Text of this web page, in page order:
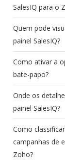
SalesIQ para o
Quem pode
painel SalesIQ?
Como ativar a
bate-papo?
Onde os
painel SalesIQ?
Como
campanhas de
Zoho?